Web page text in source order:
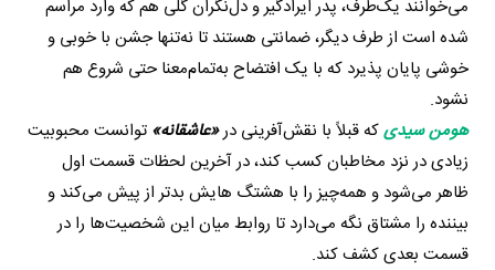
می‌خوانند یک‌طرف، پدر ایرادگیر و دل‌نگران گلی هم که وارد مراسم
شده است از طرف دیگر، ضمانتی هستند تا نه‌تنها جشن با خوبی و
خوشی پایان پذیرد که با یک افتضاح به‌تمام‌معنا حتی شروع هم
نشود.
هومن سیدیکه قبلاً با نقش‌آفرینی در«عاشقانه» توانست محبوبیت
زیادی در نزد مخاطبان کسب کند، در آخرین لحظات قسمت اول
ظاهر می‌شود و همه‌چیز را با هشتگ هایش بدتر از پیش می‌کند و
بیننده را مشتاق نگه می‌دارد تا روابط میان این شخصیت‌ها را در
قسمت بعدی کشف کند.